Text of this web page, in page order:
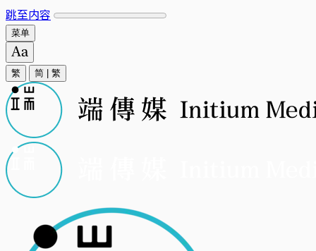
跳至内容
菜单
繁 简 繁